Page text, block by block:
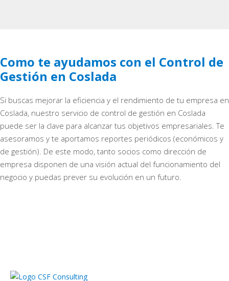
Como te ayudamos con el Control de
Gestión en Coslada
Si buscas mejorar la eficiencia y el rendimiento de tu empresa en
Coslada, nuestro servicio de control de gestión en Coslada
puede ser la clave para alcanzar tus objetivos empresariales. Te
asesoramos y te aportamos reportes periódicos (económicos y
de gestión). De este modo, tanto socios como dirección de
empresa disponen de una visión actual del funcionamiento del
negocio y puedas prever su evolución en un futuro.